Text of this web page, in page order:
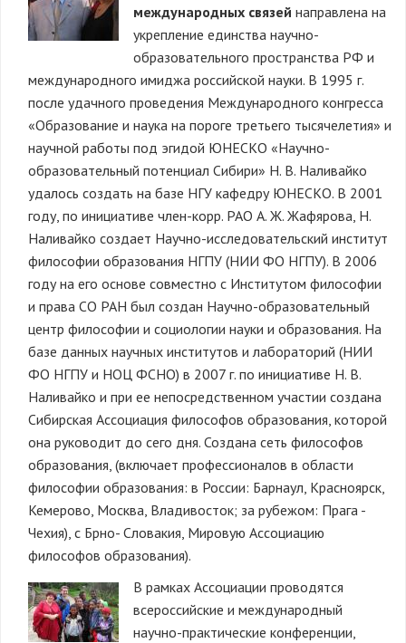
международных связей направлена на
укрепление единства научно-
образовательного пространства РФ и
международного имиджа российской науки. В 1995 г.
после удачного проведения Международного конгресса
«Образование и наука на пороге третьего тысячелетия» и
научной работы под эгидой ЮНЕСКО «Научно-
образовательный потенциал Сибири» Н. В. Наливайко
удалось создать на базе НГУ кафедру ЮНЕСКО. В 2001
году, по инициативе член-корр. РАО А. Ж. Жафярова, Н.
Наливайко создает Научно-исследовательский институт
философии образования НГПУ (НИИ ФО НГПУ). В 2006
году на его основе совместно с Институтом философии
и права СО РАН был создан Научно-образовательный
центр философии и социологии науки и образования. На
базе данных научных институтов и лабораторий (НИИ
ФО НГПУ и НОЦ ФСНО) в 2007 г. по инициативе Н. В.
Наливайко и при ее непосредственном участии создана
Сибирская Ассоциация философов образования, которой
она руководит до сего дня. Создана сеть философов
образования, (включает профессионалов в области
философии образования: в России: Барнаул, Красноярск,
Кемерово, Москва, Владивосток; за рубежом: Прага -
Чехия), с Брно- Словакия, Мировую Ассоциацию
философов образования).
В рамках Ассоциации проводятся
всероссийские и международный
научно-практические конференции,